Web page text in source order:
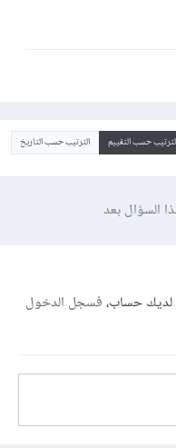
حسب التقييم الترتيب حسب التاريخ
السؤال بعد
لديك حساب،فسجل الدخول